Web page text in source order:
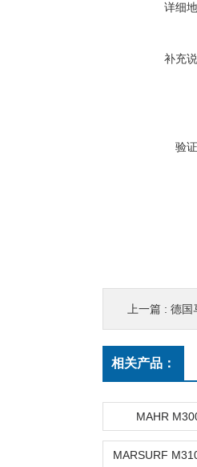
详细
补充
验
上一篇 : 德国
相关产品：
MAHR